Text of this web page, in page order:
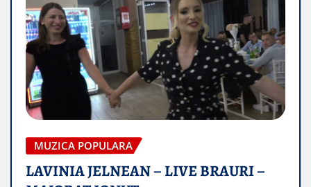
MUZICA POPULARA
LAVINIA JELNEAN – LIVE BRAURI –